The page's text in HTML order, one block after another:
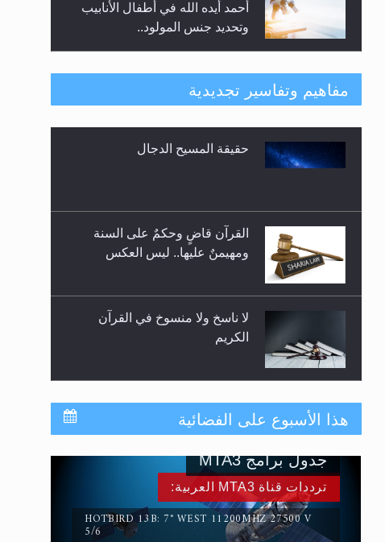
أحمد أيده الله في أطفال الأنابيب
وتحديد جنس المولود..
هل من الصحيح أن ديّة المرأة
المقتولة تساوي نصف ديّة الرجل
هل تعتبر الأشفار الاصطناعية
للوضوء وهل يُسمح الصلاة بها؟
مفاهيم وتفاسير تجديدية
حقيقة المسيح الدجال
القرآن قاضٍ وحكمٌ على السنة
ومهيمنٌ عليها.. ليس العكس
لا ناسخ ولا منسوخ في القرآن
الكريم
المفهوم الحقيقي للجهاد الإسلامي..
سورة التكوير تُنبئ بزمن بعثة
المسيح الموعود عليه السلام
هذا الأسبوع على الفضائية
ترددات قناة MTA3 العربية:
HOTBIRD 13B: 7° WEST 11200MHZ 27500 V
5/6
جدول برامج MTA3